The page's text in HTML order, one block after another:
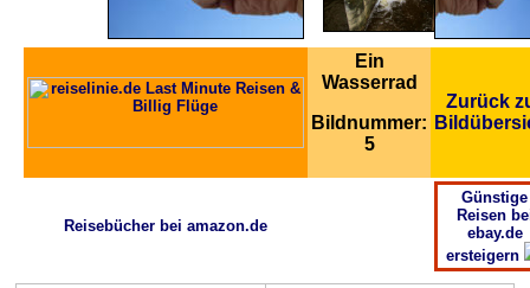
Ein
Wasserrad
Bildnummer:
5
Zurück
Reisebücher bei amazon.de
Günstige
Reisen
ebay.de
ersteigern